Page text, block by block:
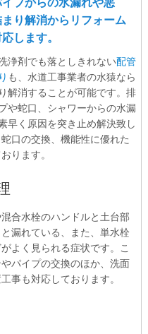
り解消からリフォーム
します。
浄剤でも落としきれない配管
も、水道工事業者の水猿なら
解消することが可能です。排
や蛇口、シャワーからの水漏
早く原因を突き止め解決致し
口の交換、機能性に優れた
ります。
合水栓のハンドルと土台部
漏れている、また、単水栓
よく見られる症状です。こ
パイプの交換のほか、洗面
事も対応しております。